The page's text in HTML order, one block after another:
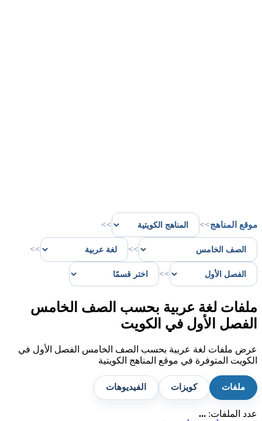
موقع المناهج>>
>>
>>
>>
>>
ملفات لغة عربية بحسب الصف الخامس
الفصل الأول في الكويت
عرض ملفات لغة عربية بحسب الصف الخامس الفصل الأول في
الكويت المتوفرة في موقع المناهج الكويتية
ملفات كويزات الفيديوهات
عدد الملفات: ...